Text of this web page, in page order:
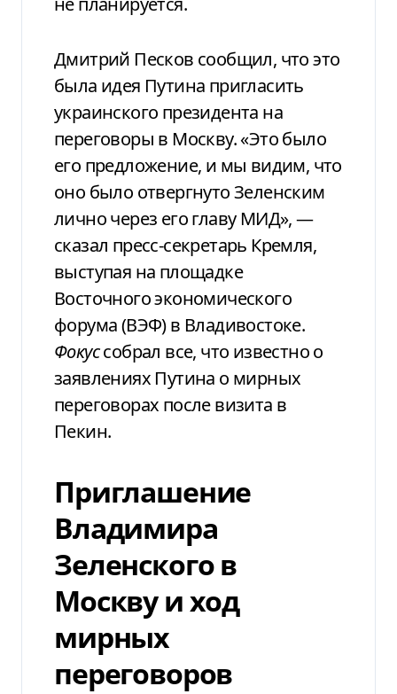
Дмитрий Песков сообщил, что это
была идея Путина пригласить
украинского президента на
переговоры в Москву. «Это было
его предложение, и мы видим, что
оно было отвергнуто Зеленским
лично через его главу МИД», —
сказал пресс-секретарь Кремля,
выступая на площадке
Восточного экономического
форума (ВЭФ) в Владивостоке.
Фокуссобрал все, что известно о
заявлениях Путина о мирных
переговорах после визита в
Пекин.
Приглашение
Владимира
Зеленского в
Москву и ход
мирных
переговоров